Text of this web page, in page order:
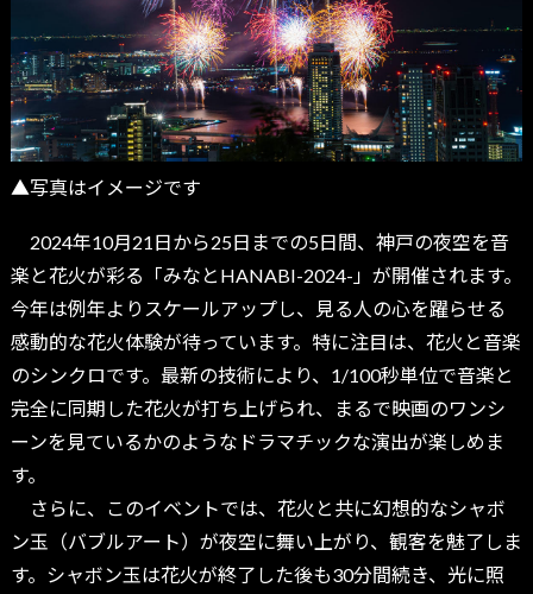
▲写真はイメージです
2024年10月21日から25日までの5日間、神戸の夜空を音
楽と花火が彩る「みなとHANABI-2024-」が開催されます。
今年は例年よりスケールアップし、見る人の心を躍らせる
感動的な花火体験が待っています。特に注目は、花火と音楽
のシンクロです。最新の技術により、1/100秒単位で音楽と
完全に同期した花火が打ち上げられ、まるで映画のワンシ
ーンを見ているかのようなドラマチックな演出が楽しめま
す。
さらに、このイベントでは、花火と共に幻想的なシャボ
ン玉（バブルアート）が夜空に舞い上がり、観客を魅了しま
す。シャボン玉は花火が終了した後も30分間続き、光に照